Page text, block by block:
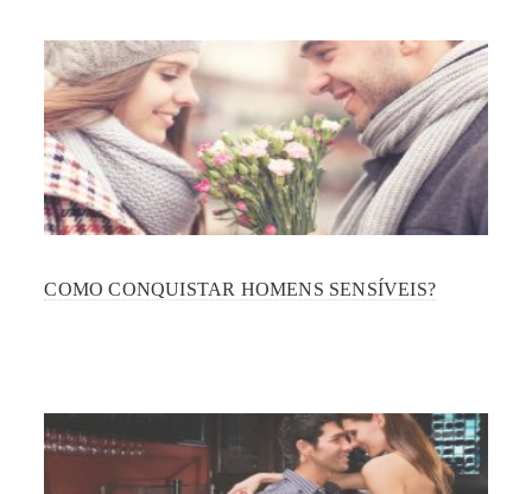
COMO CONQUISTAR HOMENS SENSÍVEIS?